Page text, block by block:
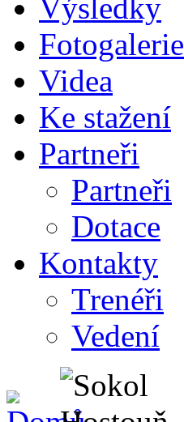
Výsledky
Fotogalerie
Videa
Ke stažení
Partneři
Partneři
Dotace
Kontakty
Trenéři
Vedení